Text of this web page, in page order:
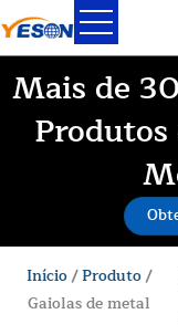
Saltar
para
conteúdo
Mais de
Início/Produto/
Gaiolas de metal